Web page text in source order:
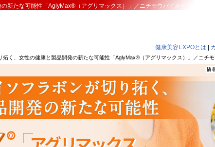
新たな可能性「AglyMax®（アグリマックス）」／ニチモウバイオティックス株
健康美容EXPOとは
拓く、女性の健康と製品開発の新たな可能性「AglyMax®（アグリマックス）」／ニチ